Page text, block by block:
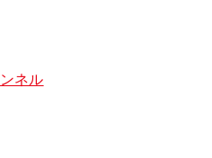
ネル